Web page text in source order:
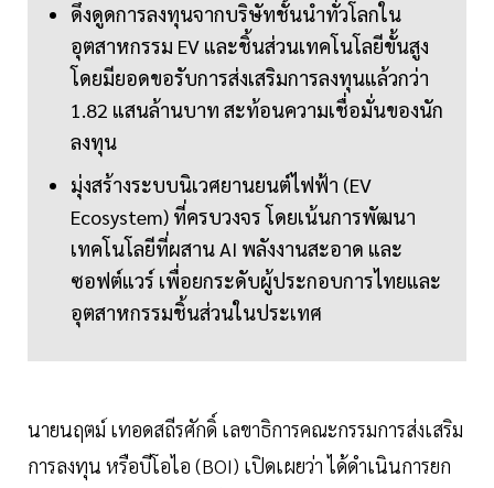
ดึงดูดการลงทุนจากบริษัทชั้นนำทั่วโลกใน
อุตสาหกรรม EV และชิ้นส่วนเทคโนโลยีขั้นสูง
โดยมียอดขอรับการส่งเสริมการลงทุนแล้วกว่า
1.82 แสนล้านบาท สะท้อนความเชื่อมั่นของนัก
ลงทุน
มุ่งสร้างระบบนิเวศยานยนต์ไฟฟ้า (EV
Ecosystem) ที่ครบวงจร โดยเน้นการพัฒนา
เทคโนโลยีที่ผสาน AI พลังงานสะอาด และ
ซอฟต์แวร์ เพื่อยกระดับผู้ประกอบการไทยและ
อุตสาหกรรมชิ้นส่วนในประเทศ
นายนฤตม์ เทอดสถีรศักดิ์ เลขาธิการคณะกรรมการส่งเสริม
การลงทุน หรือบีโอไอ (BOI) เปิดเผยว่า ได้ดำเนินการยก